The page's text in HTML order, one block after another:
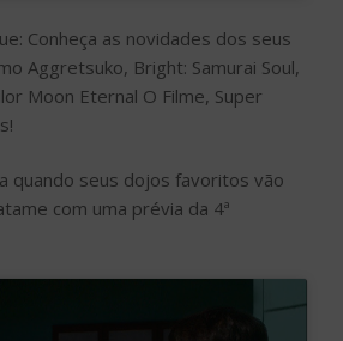
Conheça as novidades dos seus
Aggretsuko, Bright: Samurai Soul,
Moon Eternal O Filme, Super
quando seus dojos favoritos vão
com uma prévia da 4ª